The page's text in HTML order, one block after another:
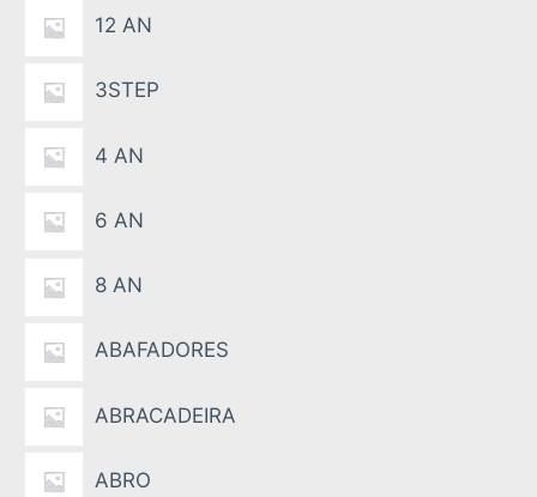
12 AN
3STEP
4 AN
6 AN
8 AN
ABAFADORES
ABRACADEIRA
ABRO